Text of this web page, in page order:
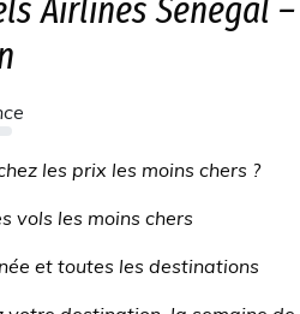
les prix les moins chers ?
vols les moins chers
et toutes les destinations